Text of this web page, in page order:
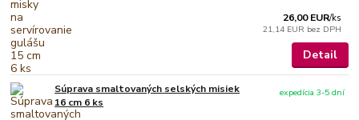
26,00 EUR/ks
21,14 EUR bez DPH
Detail
Súprava smaltovaných selských misiek
16 cm 6 ks
expedícia 3-5 dní